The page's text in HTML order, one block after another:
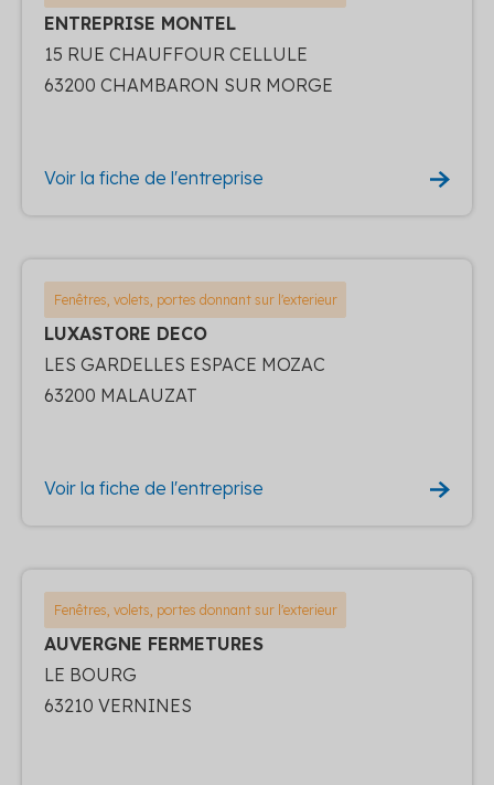
ENTREPRISE MONTEL
15 RUE CHAUFFOUR CELLULE
63200 CHAMBARON SUR MORGE
Voir la fiche de l'entreprise
Fenêtres, volets, portes donnant sur l'exterieur
LUXASTORE DECO
LES GARDELLES ESPACE MOZAC
63200 MALAUZAT
Voir la fiche de l'entreprise
Fenêtres, volets, portes donnant sur l'exterieur
AUVERGNE FERMETURES
LE BOURG
63210 VERNINES